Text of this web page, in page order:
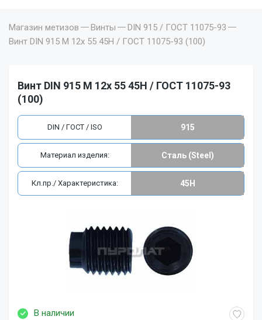
Магазин метизов Винты
DIN 915 / ГОСТ 11075-93
Винт DIN 915 M 12x 55 45H / ГОСТ 11075-93 (100)
Винт DIN 915 M 12x 55 45H / ГОСТ 11075-93
(100)
В наличии
DIN / ГОСТ / ISO 915
Материал изделия: Сталь (Steel)
Кл.пр./ Характеристика: 45H